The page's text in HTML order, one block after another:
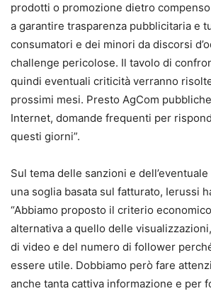
prodotti o promozione dietro
a garantire trasparenza pubblicitaria e
consumatori e dei minori da discorsi
challenge pericolose. Il tavolo di
quindi eventuali criticità verranno
prossimi mesi. Presto AgCom
Internet, domande frequenti per
questi giorni”.
Sul tema delle sanzioni e
una soglia basata sul fatturato, Ierussi
“Abbiamo proposto il criterio
alternativa a quello delle
di video e del numero di follower
essere utile. Dobbiamo però fare
anche tanta cattiva informazione e per